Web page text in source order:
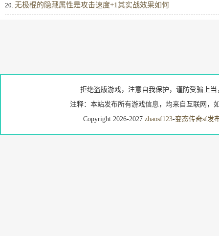
20. 无极棍的隐藏属性是攻击速度+1其实战效果如何
拒绝盗版游戏，注意自我保护，谨防受骗上
注释：本站发布所有游戏信息，均来自互联网，
Copyright 2026-2027 zhaosf123-变态传奇sf发